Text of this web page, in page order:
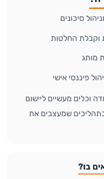
סיכונים
וקבלת החלטות
מותג
פיננסי אישי
וכלים מעשיים ליישום
שמעצבים את
בו?